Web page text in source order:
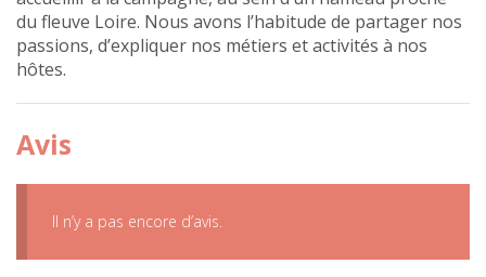
du fleuve Loire. Nous avons l’habitude de partager nos
passions, d’expliquer nos métiers et activités à nos
hôtes.
Avis
Il n’y a pas encore d’avis.